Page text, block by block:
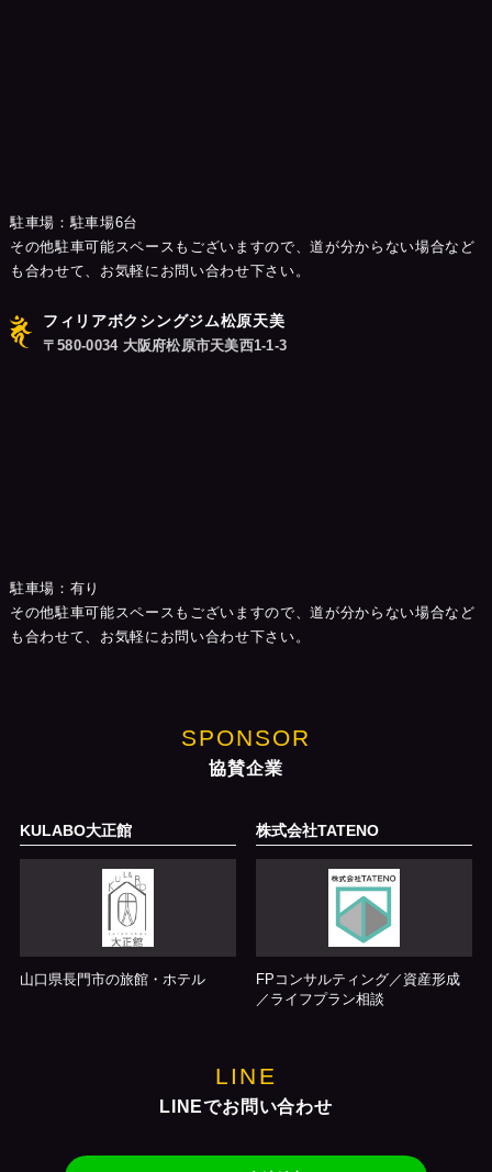
駐車場：駐車場6台
その他駐車可能スペースもございますので、道が分からない場合など
も合わせて、お気軽にお問い合わせ下さい。
フィリアボクシングジム松原天美
〒580-0034 大阪府松原市天美西1-1-3
駐車場：有り
その他駐車可能スペースもございますので、道が分からない場合など
も合わせて、お気軽にお問い合わせ下さい。
SPONSOR
協賛企業
KULABO大正館
山口県長門市の旅館・ホテル
株式会社TATENO
FPコンサルティング／資産形成
／ライフプラン相談
LINE
LINEでお問い合わせ